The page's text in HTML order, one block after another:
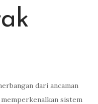
dari ancaman
memperkenalkan sistem